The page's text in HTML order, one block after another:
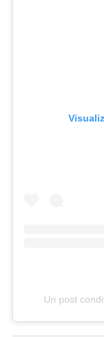
Un post